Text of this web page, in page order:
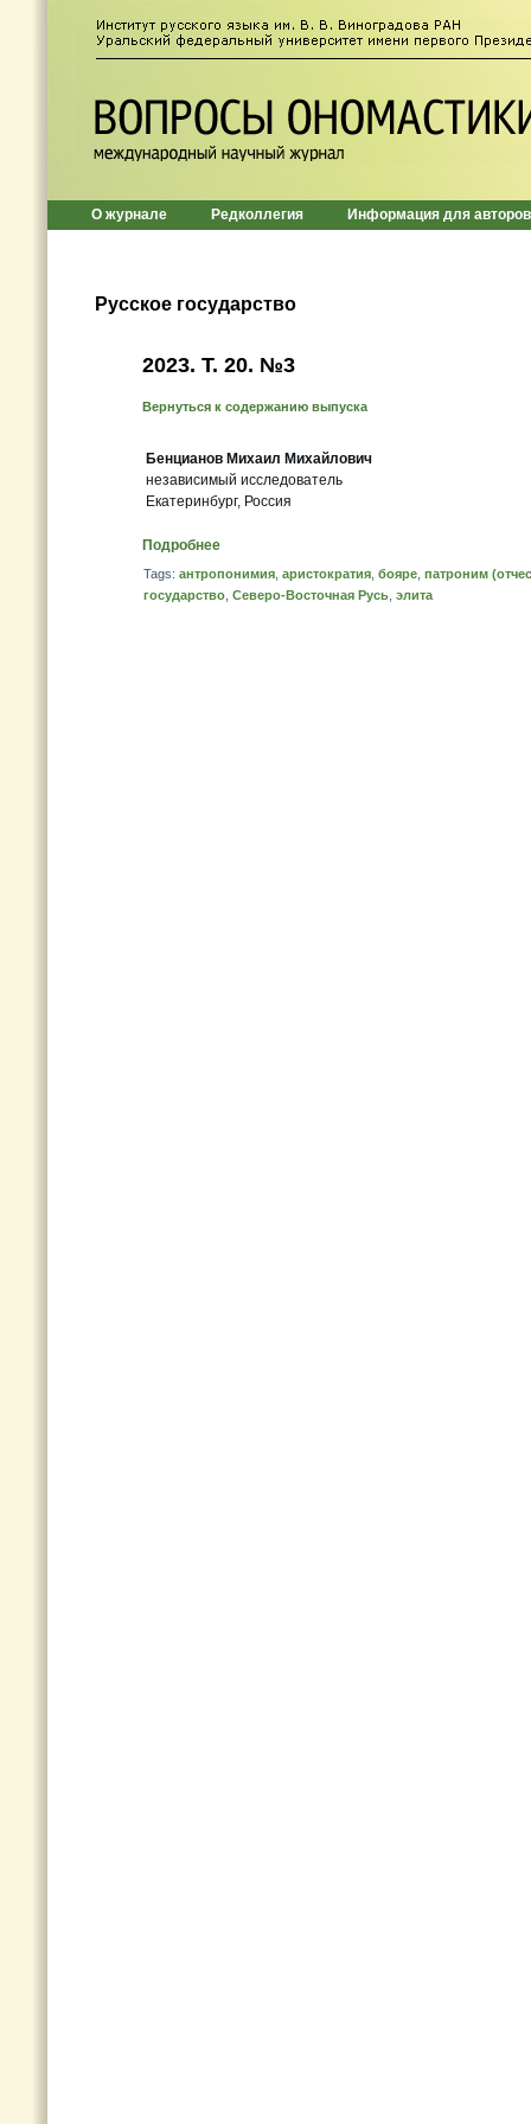
О журнале Редколлегия Информация для авторов
Русское государство
2023. Т. 20. №3
Вернуться к содержанию выпуска
Бенцианов Михаил Михайлович
независимый исследователь
Екатеринбург, Россия
Подробнее
Tags: антропонимия аристократия бояре патроним
государство Северо-Восточная Русь элита